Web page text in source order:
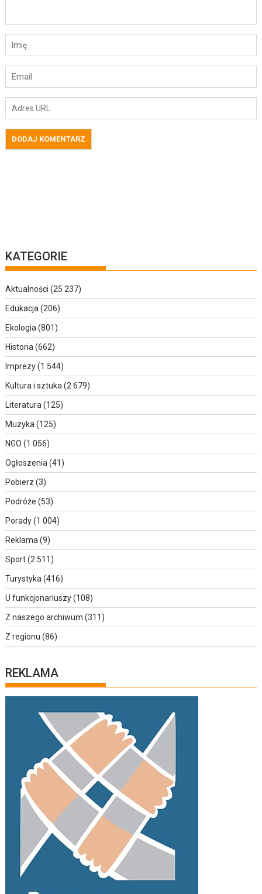
KATEGORIE
Aktualności (25 237)
Edukacja (206)
Ekologia (801)
Historia (662)
Imprezy(1 544)
Kultura i sztuka (2 679)
Literatura (125)
Muzyka (125)
NGO (1 056)
Ogłoszenia (41)
Pobierz (3)
Podróże (53)
Porady(1 004)
Reklama (9)
Sport(2 511)
Turystyka (416)
U funkcjonariuszy(108)
Z naszego archiwum (311)
Z regionu (86)
REKLAMA